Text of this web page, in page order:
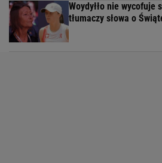
Woydyłło nie wycofuje
tłumaczy słowa o